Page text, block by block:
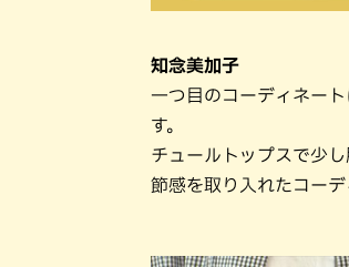
知念美加子
一つ目のコーディネー
す。
チュールトップスで少
節感を取り入れたコーデ